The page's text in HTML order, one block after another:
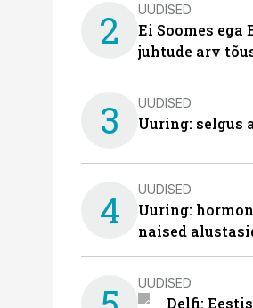
2 UUDISED
Ei Soomes
juhtude arv
3 UUDISED
Uuring: selgus
4 UUDISED
Uuring:
naised
UUDISED
Delfi: